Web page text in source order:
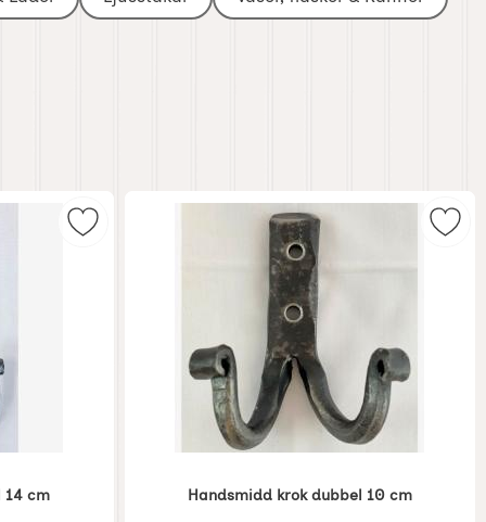
- 70 cm som favorit
14 cm
Markera handsmidd krok dubbel 14 cm som
Handsmidd krok dubbel 10 cm